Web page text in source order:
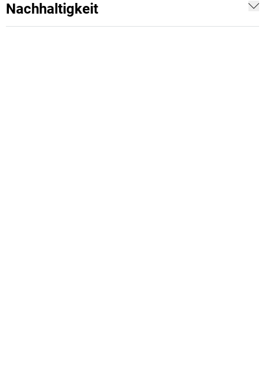
Nachhaltigkeit